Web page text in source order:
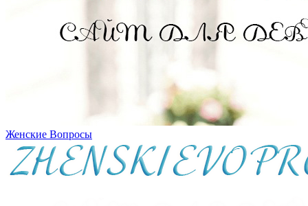
Женские Вопросы